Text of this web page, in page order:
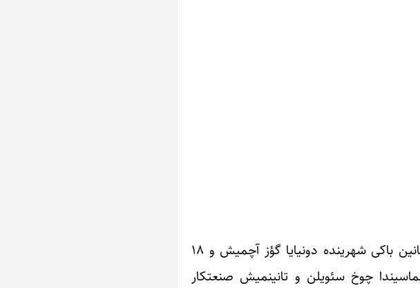
ایران سینما صنعتی‌نین “مهربان بابا”سی کیمی شهرت تاپان محرم بسیم، 1299ینجی ایل آذربایجانین باکی شهرینده دونیایا گؤز آچمیش و ۱۸
چوخ سئویلن و تانینمیش صنعتکار